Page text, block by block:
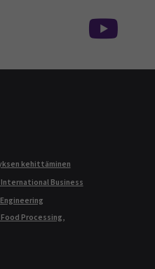
kehittäminen
Business
Processing,